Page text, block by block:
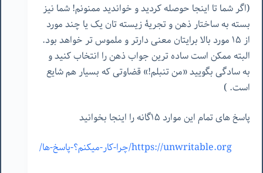
(اگر شما تا اینجا حوصله کردید و خواندید ممنونم! شما نیز
بسته به ساختار ذهن و تجریۀ زیسته تان یک یا چند مورد
از ١۵ مورد بالا برایتان معنی دارتر و ملموس تر خواهد بود.
البته ممکن است ساده ترین جواب ذهن را انتخاب کنید و
به سادگی بگویید «من تنبلم!» قضاوتی که بسیار هم شایع
است. )
پاسخ های تمام این موارد ١۵گانه را اینجا بخوانید
https://unwritable.org/چرا-کار-میکنم؟-پاسخ-ها/